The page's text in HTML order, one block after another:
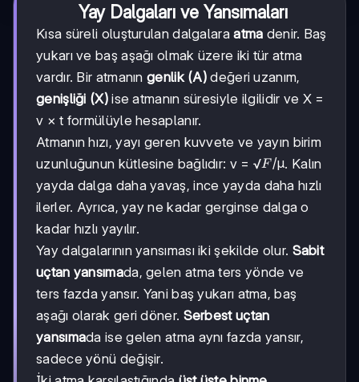
Yay Dalgaları ve Yansımaları
Kısa süreli oluşturulan dalgalaraatma denir. Baş
yukarı ve baş aşağı olmak üzere iki tür atma
vardır. Bir atmanıngenlik (A) değeri uzanım,
genişliği (X)ise atmanın süresiyle ilgilidir ve X =
v × t formülüyle hesaplanır.
Atmanın hızı, yayı geren kuvvete ve yayın birim
uzunluğunun kütlesine bağlıdır: v = √F/
µ
F/µ. Kalın
yayda dalga daha yavaş, ince yayda daha hızlı
ilerler. Ayrıca, yay ne kadar gerginse dalga o
kadar hızlı yayılır.
Yay dalgalarının yansıması iki şekilde olur. Sabit
uçtan yansımada, gelen atma ters yönde ve
ters fazda yansır. Yani baş yukarı atma, baş
aşağı olarak geri döner. Serbest uçtan
yansımada ise gelen atma aynı fazda yansır,
sadece yönü değişir.